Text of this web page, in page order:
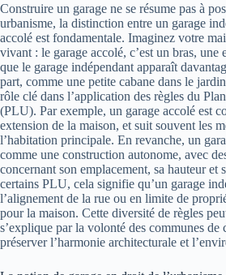
Construire un garage ne se résume pas à
urbanisme, la distinction entre un garage
accolé est fondamentale. Imaginez votre
vivant : le garage accolé, c’est un bras, une
que le garage indépendant apparaît
part, comme une petite cabane dans le
rôle clé dans l’application des règles du
(PLU). Par exemple, un garage accolé est
extension de la maison, et suit souvent les
l’habitation principale. En revanche, un
comme une construction autonome, avec
concernant son emplacement, sa hauteur et
certains PLU, cela signifie qu’un garage
l’alignement de la rue ou en limite de
pour la maison. Cette diversité de règles
s’explique par la volonté des communes de
préserver l’harmonie architecturale et